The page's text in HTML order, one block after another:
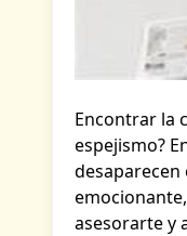
Encontrar la
espejismo?
asesorarte y